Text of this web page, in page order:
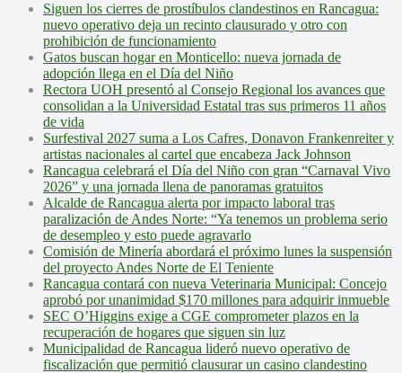
Siguen los cierres de prostíbulos clandestinos en Rancagua:
nuevo operativo deja un recinto clausurado y otro con
prohibición de funcionamiento
Gatos buscan hogar en Monticello: nueva jornada de
adopción llega en el Día del Niño
Rectora UOH presentó al Consejo Regional los avances que
consolidan a la Universidad Estatal tras sus primeros 11 años
de vida
Surfestival 2027 suma a Los Cafres, Donavon Frankenreiter y
artistas nacionales al cartel que encabeza Jack Johnson
Rancagua celebrará el Día del Niño con gran “Carnaval Vivo
2026” y una jornada llena de panoramas gratuitos
Alcalde de Rancagua alerta por impacto laboral tras
paralización de Andes Norte: “Ya tenemos un problema serio
de desempleo y esto puede agravarlo
Comisión de Minería abordará el próximo lunes la suspensión
del proyecto Andes Norte de El Teniente
Rancagua contará con nueva Veterinaria Municipal: Concejo
aprobó por unanimidad $170 millones para adquirir inmueble
SEC O’Higgins exige a CGE comprometer plazos en la
recuperación de hogares que siguen sin luz
Municipalidad de Rancagua lideró nuevo operativo de
fiscalización que permitió clausurar un casino clandestino